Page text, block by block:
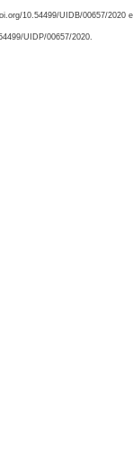
10.54499/UIDB/00657/2020 e
UIDP/00657/2020.